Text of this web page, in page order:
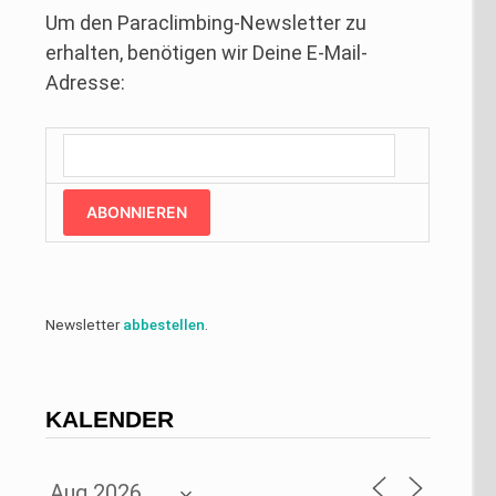
Um den Paraclimbing-Newsletter zu
erhalten, benötigen wir Deine E-Mail-
Adresse:
ABONNIEREN
Newsletterabbestellen
KALENDER